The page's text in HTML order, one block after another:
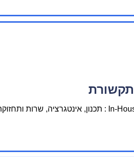
תקשורת